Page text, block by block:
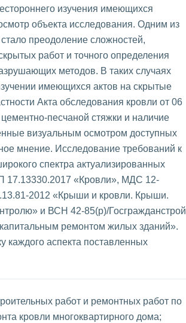
изучения имеющихся
объекта исследования. Одним из
преодоление сложностей,
работ и точного определения
методов. В таких случаях
имеющихся актов на скрытые
Акта обследования кровли от 06
песчаной стяжки и наличие
визуальным осмотром доступных
мнение. Исследование требований к
спектра актуализированных
17.13330.2017 «Кровли», МДС 12-
2012 «Крыши и кровли. Крыши.
и ВСН 42-85(р)/Госгражданстрой
ремонтом жилых зданий».
каждого аспекта поставленных
работ и ремонтных работ по
кровли многоквартирного дома;